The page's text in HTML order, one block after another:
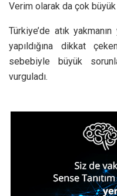
Verim olarak da çok büyük
Türkiye’de atık
yapıldığına dikkat
sebebiyle büyük
vurguladı.